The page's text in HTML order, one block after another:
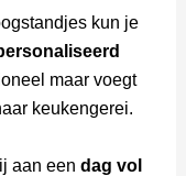
kun je
maar voegt
keukengerei.
aan een dag vol